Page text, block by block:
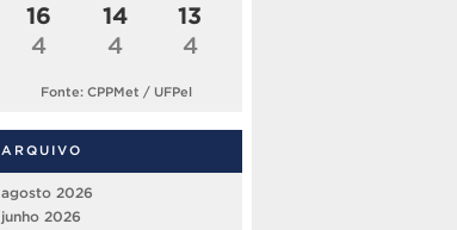
16
4
14
4
13
4
Fonte: CPPMet / UFPel
ARQUIVO
agosto 2026
junho 2026